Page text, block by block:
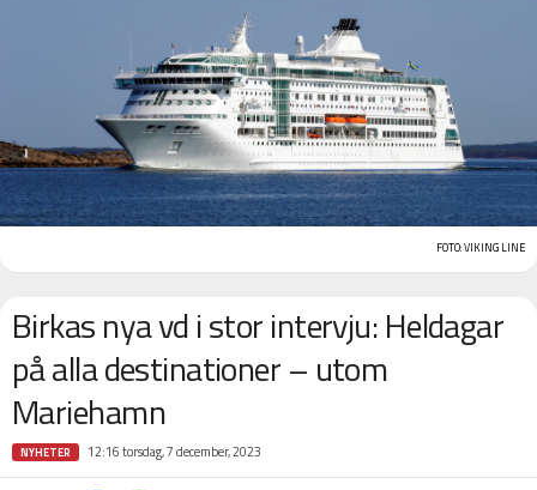
FOTO: VIKING LINE
Birkas nya vd i stor intervju: Heldagar
på alla destinationer – utom
Mariehamn
NYHETER 12:16 torsdag, 7 december, 2023